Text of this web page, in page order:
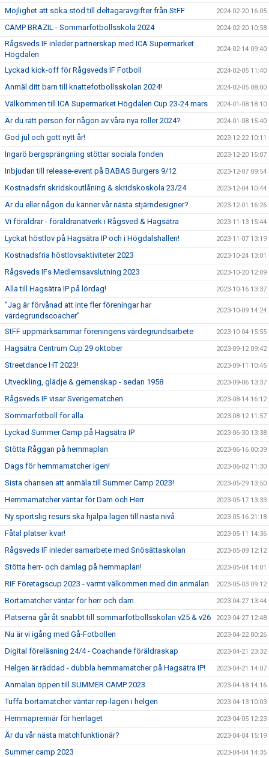
Möjlighet att söka stöd till deltagaravgifter från StFF 2024-02-20 16:05
CAMP BRAZIL - Sommarfotbollsskola 2024 2024-02-20 10:58
Rågsveds IF inleder partnerskap med ICA Supermarket
Högdalen
2024-02-14 09:40
Lyckad kick-off för Rågsveds IF Fotboll 2024-02-05 11:40
Anmäl ditt barn till knattefotbollsskolan 2024! 2024-02-05 08:00
Välkommen till ICA Supermarket Högdalen Cup 23-24 mars 2024-01-08 18:10
Är du rätt person för någon av våra nya roller 2024? 2024-01-08 15:40
God jul och gott nytt år! 2023-12-22 10:11
Ingarö bergsprängning stöttar sociala fonden 2023-12-20 15:07
Inbjudan till release-event på BABAS Burgers 9/12 2023-12-07 09:54
Kostnadsfri skridskoutlåning & skridskoskola 23/24 2023-12-04 10:44
Är du eller någon du känner vår nästa stjärndesigner? 2023-12-01 16:26
Vi föräldrar - föräldranätverk i Rågsved & Hagsätra 2023-11-13 15:44
Lyckat höstlov på Hagsätra IP och i Högdalshallen! 2023-11-07 13:19
Kostnadsfria höstlovsaktiviteter 2023 2023-10-24 13:01
Rågsveds IFs Medlemsavslutning 2023 2023-10-20 12:09
Alla till Hagsätra IP på lördag! 2023-10-16 13:37
”Jag är förvånad att inte fler föreningar har
värdegrundscoacher”
2023-10-09 14:24
StFF uppmärksammar föreningens värdegrundsarbete 2023-10-04 15:55
Hagsätra Centrum Cup 29 oktober 2023-09-12 09:42
Streetdance HT 2023! 2023-09-11 10:45
Utveckling, glädje & gemenskap - sedan 1958 2023-09-06 13:37
Rågsveds IF visar Sverigematchen 2023-08-14 16:12
Sommarfotboll för alla 2023-08-12 11:57
Lyckad Summer Camp på Hagsätra IP 2023-06-30 13:38
Stötta Råggan på hemmaplan 2023-06-16 00:39
Dags för hemmamatcher igen! 2023-06-02 11:30
Sista chansen att anmäla till Summer Camp 2023! 2023-05-29 13:50
Hemmamatcher väntar för Dam och Herr 2023-05-17 13:33
Ny sportslig resurs ska hjälpa lagen till nästa nivå 2023-05-16 21:18
Fåtal platser kvar! 2023-05-11 14:36
Rågsveds IF inleder samarbete med Snösättaskolan 2023-05-09 12:12
Stötta herr- och damlag på hemmaplan! 2023-05-04 14:01
RIF Företagscup 2023 - varmt välkommen med din anmälan 2023-05-03 09:12
Bortamatcher väntar för herr och dam 2023-04-27 13:44
Platserna går åt snabbt till sommarfotbollsskolan v25 & v26 2023-04-27 12:48
Nu är vi igång med Gå-Fotbollen 2023-04-22 00:26
Digital föreläsning 24/4 - Coachande föräldraskap 2023-04-21 23:32
Helgen är räddad - dubbla hemmamatcher på Hagsätra IP! 2023-04-21 14:07
Anmälan öppen till SUMMER CAMP 2023 2023-04-18 14:16
Tuffa bortamatcher väntar rep-lagen i helgen 2023-04-13 10:03
Hemmapremiär för herrlaget 2023-04-05 12:23
Är du vår nästa matchfunktionär? 2023-04-04 15:19
Summer camp 2023 2023-04-04 14:35